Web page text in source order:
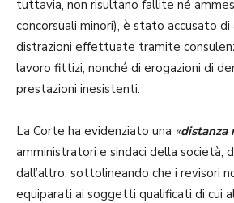
tuttavia, non risultano fallite né
concorsuali minori), è stato accusato
distrazioni effettuate tramite
lavoro fittizi, nonché di erogazioni di
prestazioni inesistenti.
La Corte ha evidenziato una «distanza
amministratori e sindaci della società,
dall’altro, sottolineando che i revisori
equiparati ai soggetti qualificati di cui